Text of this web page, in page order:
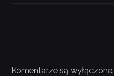
Komentarze są wyłączone.